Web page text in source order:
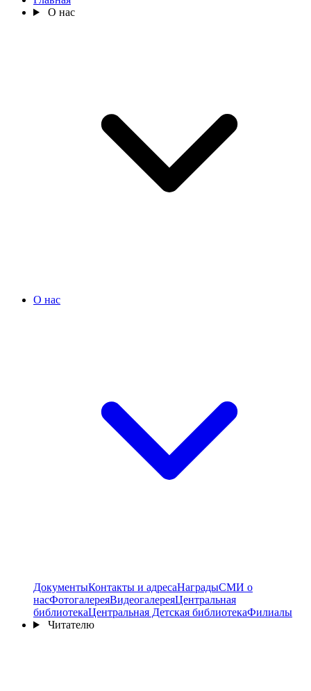
О нас
О нас
ДокументыКонтакты и адресаНаградыСМИ о
насФотогалереяВидеогалереяЦентральная
библиотекаЦентральная Детская библиотекаФилиалы
Читателю